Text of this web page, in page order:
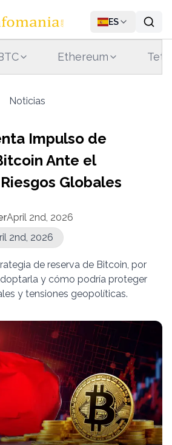
ES
Ethereum
Noticias
Impulso de
Ante el
Globales
April 2nd, 2026
2nd, 2026
de reserva de Bitcoin, por
y cómo podría proteger
y tensiones geopolíticas.